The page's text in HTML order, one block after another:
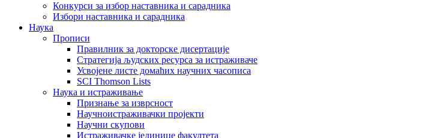
Конкурси за избор наставника и сарадника
Избори наставника и сарадника
Наука
Прописи
Правилник за докторске дисертације
Стратегија људских ресурса за истраживаче
Усвојене листе домаћих научних часописа
SCI Thomson Lists
Наука и истраживање
Признање за изврсност
Научноистраживачки пројекти
Научни скупови
Истраживачке јединице факултета